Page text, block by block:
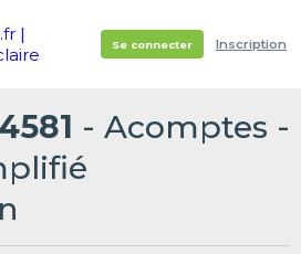
Se connecter Inscription
- Acomptes -